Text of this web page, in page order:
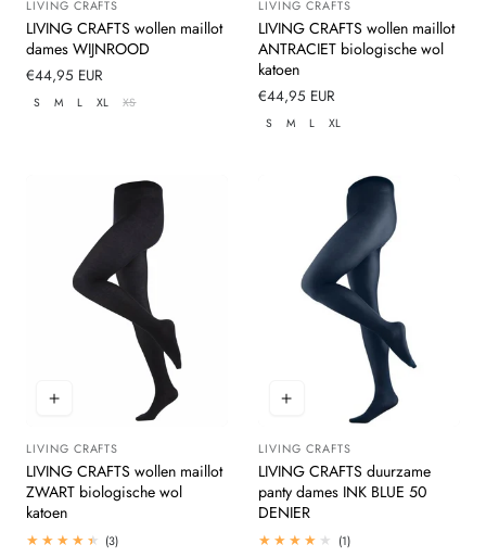
Leverancier:
LIVING CRAFTS
LIVING CRAFTS wollen maillot
dames WIJNROOD
Normale
prijs
€44,95 EUR
S M L XL XS
Leverancier:
LIVING CRAFTS
LIVING CRAFTS wollen maillot
ANTRACIET biologische wol
katoen
Normale
prijs
€44,95 EUR
S M L XL
Leverancier:
LIVING CRAFTS
LIVING CRAFTS wollen maillot
ZWART biologische wol
katoen
(3)3
Leverancier:
LIVING CRAFTS
LIVING CRAFTS duurzame
panty dames INK BLUE 50
DENIER
(1)1